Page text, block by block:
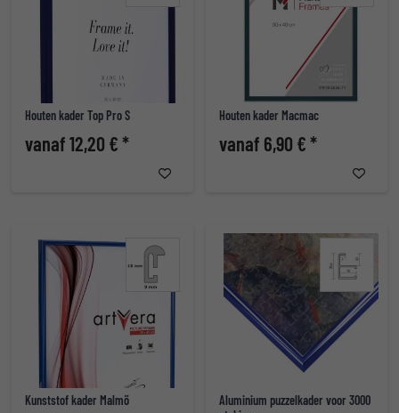
Houten kader Top Pro S
vanaf 12,20 € *
Houten kader Macmac
vanaf 6,90 € *
Kunststof kader Malmö
Aluminium puzzelkader voor 3000